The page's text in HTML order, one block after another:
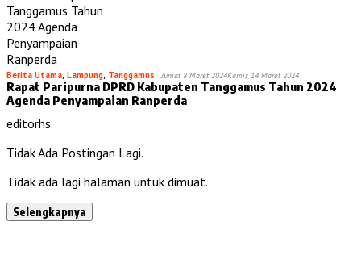
Berita Utama, Lampung, Tanggamus Jumat 8 Maret 2024Kamis 14 Maret 2024
Rapat Paripurna DPRD Kabupaten Tanggamus Tahun 2024
Agenda Penyampaian Ranperda
editorhs
Tidak Ada Postingan Lagi.
Tidak ada lagi halaman untuk dimuat.
Selengkapnya